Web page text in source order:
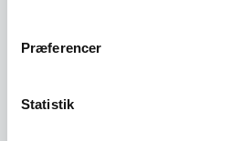
Præferencer
Statistik